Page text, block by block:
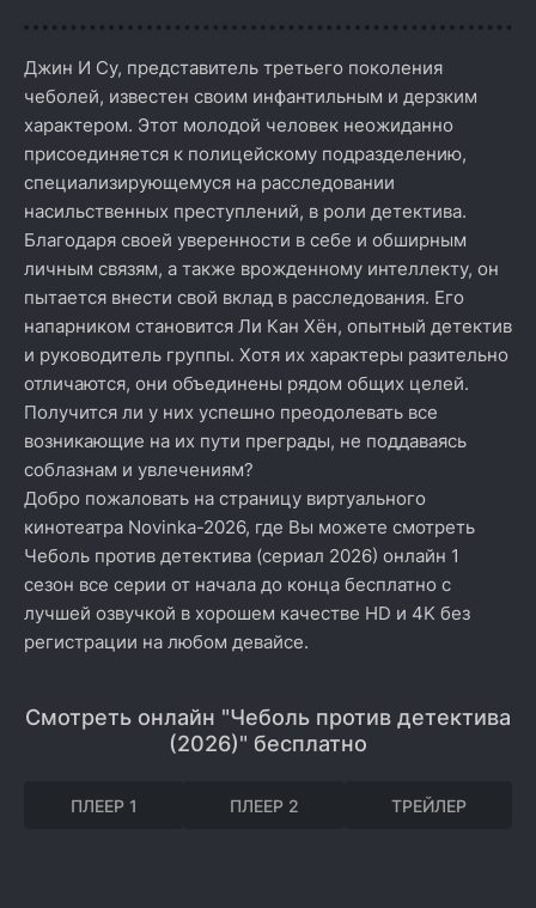
Джин И Су, представитель третьего поколения
чеболей, известен своим инфантильным и дерзким
характером. Этот молодой человек неожиданно
присоединяется к полицейскому подразделению,
специализирующемуся на расследовании
насильственных преступлений, в роли детектива.
Благодаря своей уверенности в себе и обширным
личным связям, а также врожденному интеллекту, он
пытается внести свой вклад в расследования. Его
напарником становится Ли Кан Хён, опытный детектив
и руководитель группы. Хотя их характеры разительно
отличаются, они объединены рядом общих целей.
Получится ли у них успешно преодолевать все
возникающие на их пути преграды, не поддаваясь
соблазнам и увлечениям?
Добро пожаловать на страницу виртуального
кинотеатра Novinka-2026, где Вы можете смотреть
Чеболь против детектива (сериал 2026) онлайн 1
сезон все серии от начала до конца бесплатно с
лучшей озвучкой в хорошем качестве HD и 4K без
регистрации на любом девайсе.
Смотреть онлайн "Чеболь против детектива
(2026)" бесплатно
ПЛЕЕР 1 ПЛЕЕР 2 ТРЕЙЛЕР